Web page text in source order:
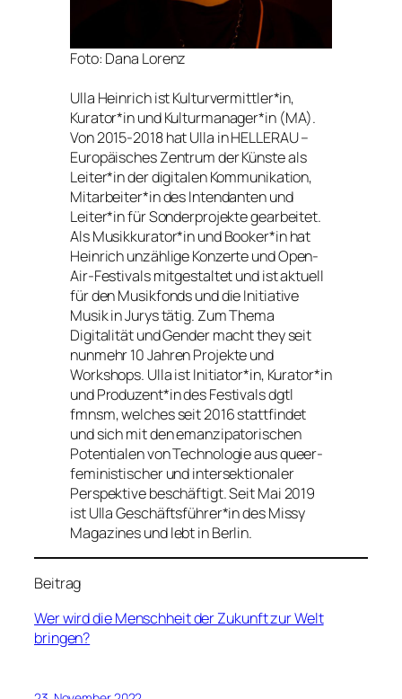
Foto: Dana Lorenz
Ulla Heinrich ist Kulturvermittler*in,
Kurator*in und Kulturmanager*in (MA).
Von 2015-2018 hat Ulla in HELLERAU –
Europäisches Zentrum der Künste als
Leiter*in der digitalen Kommunikation,
Mitarbeiter*in des Intendanten und
Leiter*in für Sonderprojekte gearbeitet.
Als Musikkurator*in und Booker*in hat
Heinrich unzählige Konzerte und Open-
Air-Festivals mitgestaltet und ist aktuell
für den Musikfonds und die Initiative
Musik in Jurys tätig. Zum Thema
Digitalität und Gender macht they seit
nunmehr 10 Jahren Projekte und
Workshops. Ulla ist Initiator*in, Kurator*in
und Produzent*in des Festivals dgtl
fmnsm, welches seit 2016 stattfindet
und sich mit den emanzipatorischen
Potentialen von Technologie aus queer-
feministischer und intersektionaler
Perspektive beschäftigt. Seit Mai 2019
ist Ulla Geschäftsführer*in des Missy
Magazines und lebt in Berlin.
Beitrag
Wer wird die Menschheit der Zukunft zur Welt
bringen?